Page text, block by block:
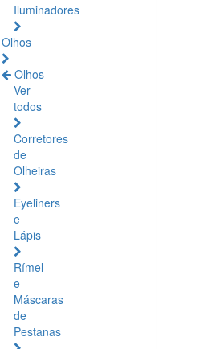
Iluminadores
Olhos
Olhos
Ver
todos
Corretores
de
Olheiras
Eyeliners
e
Lápis
Rímel
e
Máscaras
de
Pestanas